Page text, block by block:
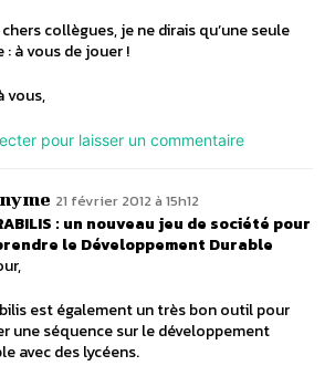
collègues, je ne dirais qu’une seule
: à vous de jouer !
vous,
pour laisser un commentaire
21 février 2012 à 15h12
: un nouveau jeu de société pour
le Développement Durable
est également un très bon outil pour
une séquence sur le développement
avec des lycéens.